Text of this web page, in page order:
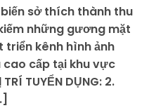
sở thích thành thu
những gương mặt
triển kênh hình ảnh
cấp tại khu vực
TUYỂN DỤNG: 2.